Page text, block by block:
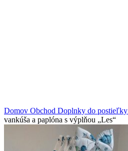
Domov Obchod Doplnky do postieľky
vankúša a paplóna s výplňou „Les“